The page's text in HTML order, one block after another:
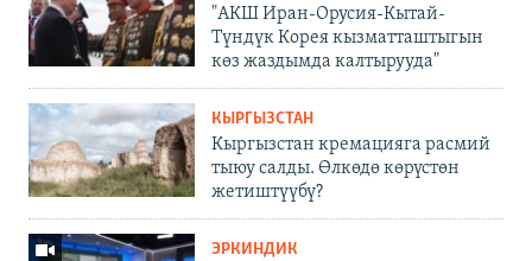
"АКШ Иран-Орусия-Кытай-
Түндүк Корея кызматташтыгын
көз жаздымда калтырууда"
КЫРГЫЗСТАН
Кыргызстан кремацияга расмий
тыюу салды. Өлкөдө көрүстөн
жетиштүүбү?
ЭРКИНДИК